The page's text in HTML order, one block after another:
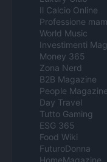
Il Calcio Online
Professione
World Music
Investimenti
Money 365
Zona Nerd
B2B Magazine
People Magazine
Day Travel
Tutto Gaming
ESG 365
Food Wiki
FuturoDonna
HomeMagazine